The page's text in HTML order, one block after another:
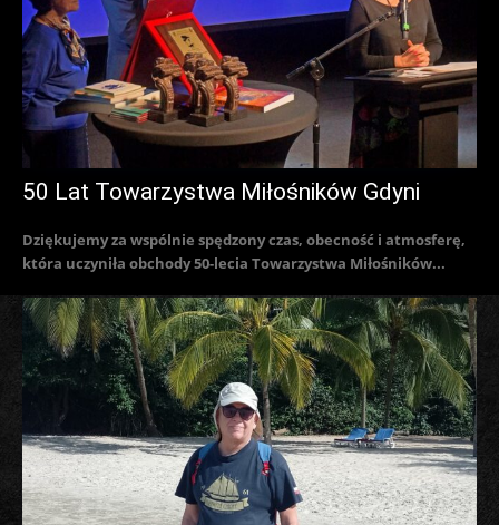
50 Lat Towarzystwa Miłośników Gdyni
Dziękujemy za wspólnie spędzony czas, obecność i atmosferę,
która uczyniła obchody 50-lecia Towarzystwa Miłośników...